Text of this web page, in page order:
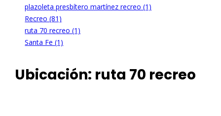
plazoleta presbítero martínez recreo (1)
Recreo (81)
ruta 70 recreo (1)
Santa Fe (1)
Ubicación: ruta 70 recreo